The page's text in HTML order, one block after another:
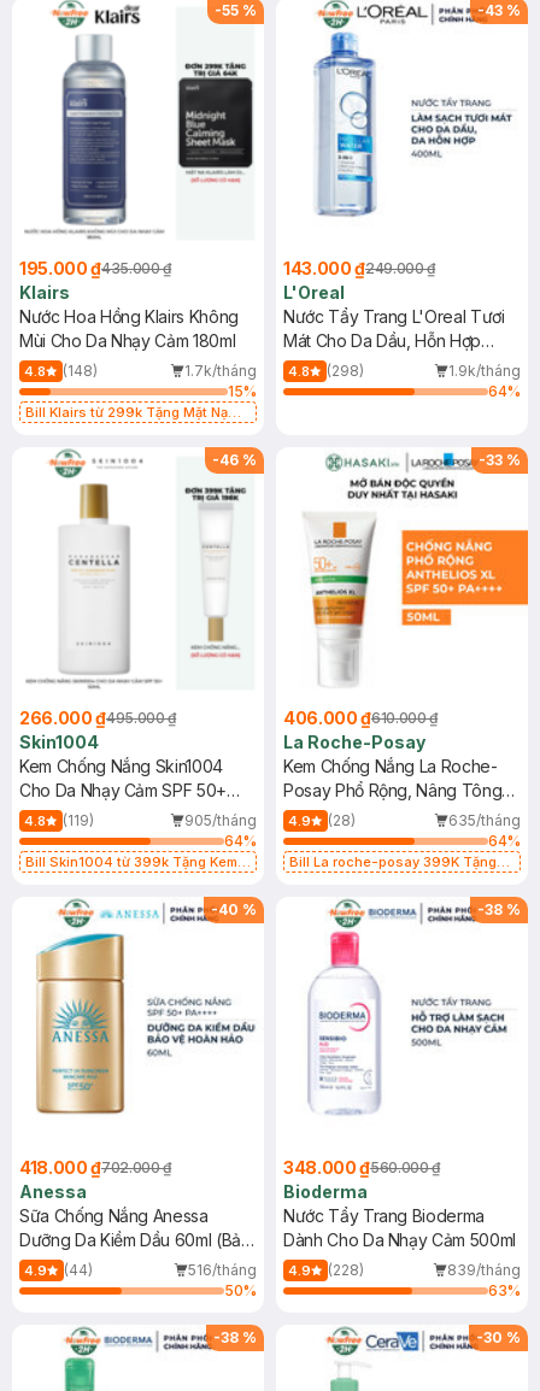
-55 %
195.000 ₫435.000 ₫
Klairs
Nước Hoa Hồng Klairs Không
Mùi Cho Da Nhạy Cảm 180ml
4.8 (148)
1.7k/tháng
15%
Bill Klairs từ 299k Tặng Mặt Nạ
25ml (SL Có Hạn)
-43 %
143.000 ₫249.000 ₫
L'Oreal
Nước Tẩy Trang L'Oreal Tươi
Mát Cho Da Dầu, Hỗn Hợp
400ml
4.8 (298)
1.9k/tháng
64%
-46 %
266.000 ₫495.000 ₫
Skin1004
Kem Chống Nắng Skin1004
Cho Da Nhạy Cảm SPF 50+
50ml
4.8 (119)
905/tháng
64%
Bill Skin1004 từ 399k Tặng Kem
SPF 50+ 20ml (SL Có Hạn)
-33 %
406.000 ₫610.000 ₫
La Roche-Posay
Kem Chống Nắng La Roche-
Posay Phổ Rộng, Nâng Tông
Kiềm Dầu 50ml
4.9 (28)
635/tháng
64%
Bill La roche-posay 399K Tặng
(SL có hạn)
-40 %
418.000 ₫702.000 ₫
Anessa
Sữa Chống Nắng Anessa
Dưỡng Da Kiềm Dầu 60ml (Bản
Mới)
4.9 (44)
516/tháng
50%
-38 %
348.000 ₫560.000 ₫
Bioderma
Nước Tẩy Trang Bioderma
Dành Cho Da Nhạy Cảm 500ml
4.9 (228)
839/tháng
63%
-38 % -30 %